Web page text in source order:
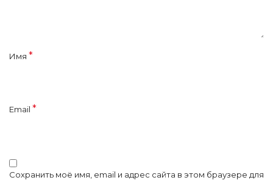
Имя *
Email *
Сохранить моё имя, email и адрес сайта в этом браузере для